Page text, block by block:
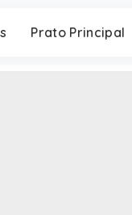
Prato Principal